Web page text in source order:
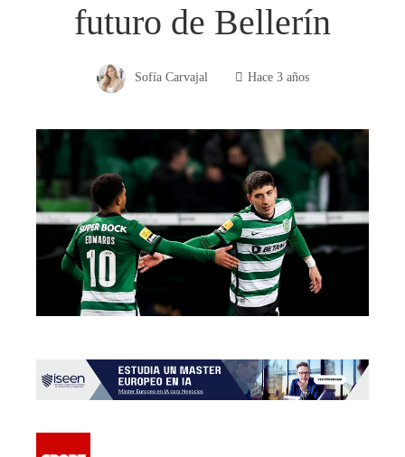
futuro de Bellerín
Sofía Carvajal Hace 3 años